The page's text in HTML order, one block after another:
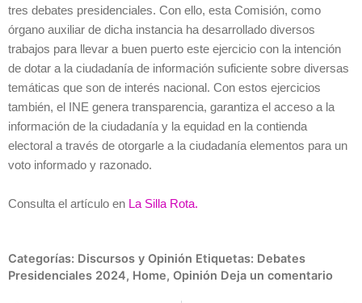
tres debates presidenciales. Con ello, esta Comisión, como
órgano auxiliar de dicha instancia ha desarrollado diversos
trabajos para llevar a buen puerto este ejercicio con la intención
de dotar a la ciudadanía de información suficiente sobre diversas
temáticas que son de interés nacional. Con estos ejercicios
también, el INE genera transparencia, garantiza el acceso a la
información de la ciudadanía y la equidad en la contienda
electoral a través de otorgarle a la ciudadanía elementos para un
voto informado y razonado.
Consulta el artículo en La Silla Rota.
Categorías: Discursos y Opinión Etiquetas: Debates
Presidenciales 2024, Home, Opinión Deja un comentario